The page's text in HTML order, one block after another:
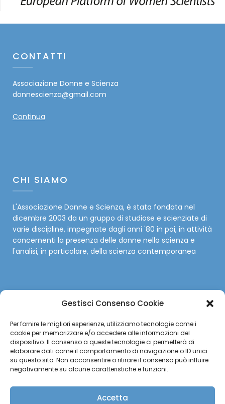
Gestisci Consenso Cookie
Per fornire le migliori esperienze, utilizziamo tecnologie come i
cookie per memorizzare e/o accedere alle informazioni del
dispositivo. Il consenso a queste tecnologie ci permetterà di
elaborare dati come il comportamento di navigazione o ID unici
su questo sito. Non acconsentire o ritirare il consenso può influire
negativamente su alcune caratteristiche e funzioni.
Accetta
CONTATTI
Associazione Donne e Scienza
donnescienza@gmail.com
Continua
CHI SIAMO
L'Associazione Donne e Scienza, è stata fondata nel
dicembre 2003 da un gruppo di studiose e scienziate di
varie discipline, impegnate dagli anni '80 in poi, in attività
concernenti la presenza delle donne nella scienza e
l'analisi, in particolare, della scienza contemporanea
Facebook
Twitter